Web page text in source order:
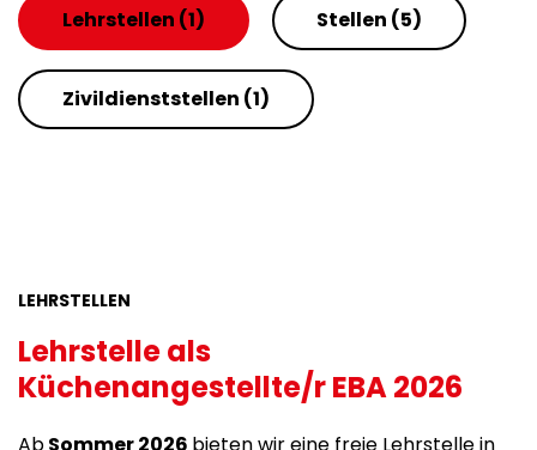
Lehrstellen (1) Stellen (5)
Zivildienststellen (1)
LEHRSTELLEN
Lehrstelle als
Küchenangestellte/r EBA 2026